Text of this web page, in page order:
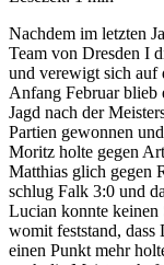
Nachdem im letzten
Team von Dresden I
und verewigt sich auf
Anfang Februar blieb
Jagd nach der
Partien gewonnen
Moritz holte gegen
Matthias glich gegen
schlug Falk 3:0 und
Lucian konnte keinen
womit feststand, dass
einen Punkt mehr